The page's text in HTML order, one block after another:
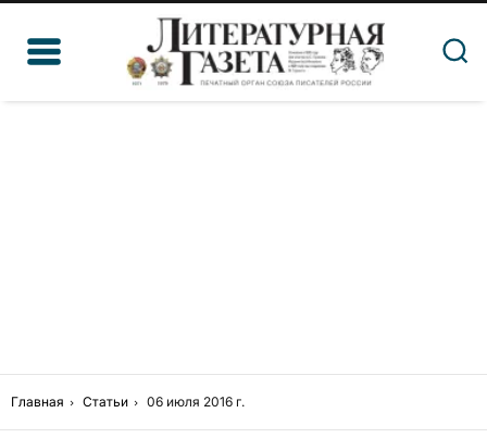
Главная Статьи 06 июля 2016 г.